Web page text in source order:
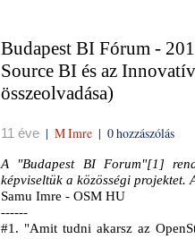
Budapest BI Fórum -
Source BI és az
összeolvadása)
11 éve | M Imre | 0 hozzászólás
A "Budapest BI Forum"[1]
képviseltük a közösségi projektet.
Samu Imre - OSM HU
------
#1. "Amit tudni akarsz az